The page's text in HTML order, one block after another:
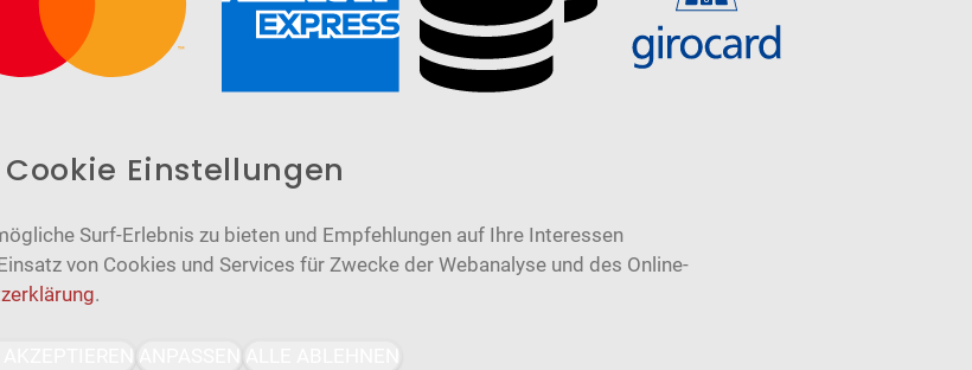
Bereitgestellt von
Cookie Einstellungen
Surf-Erlebnis zu bieten und Empfehlungen auf Ihre Interessen
von Cookies und Services für Zwecke der Webanalyse und des Online-
.
ANPASSEN ALLE ABLEHNEN